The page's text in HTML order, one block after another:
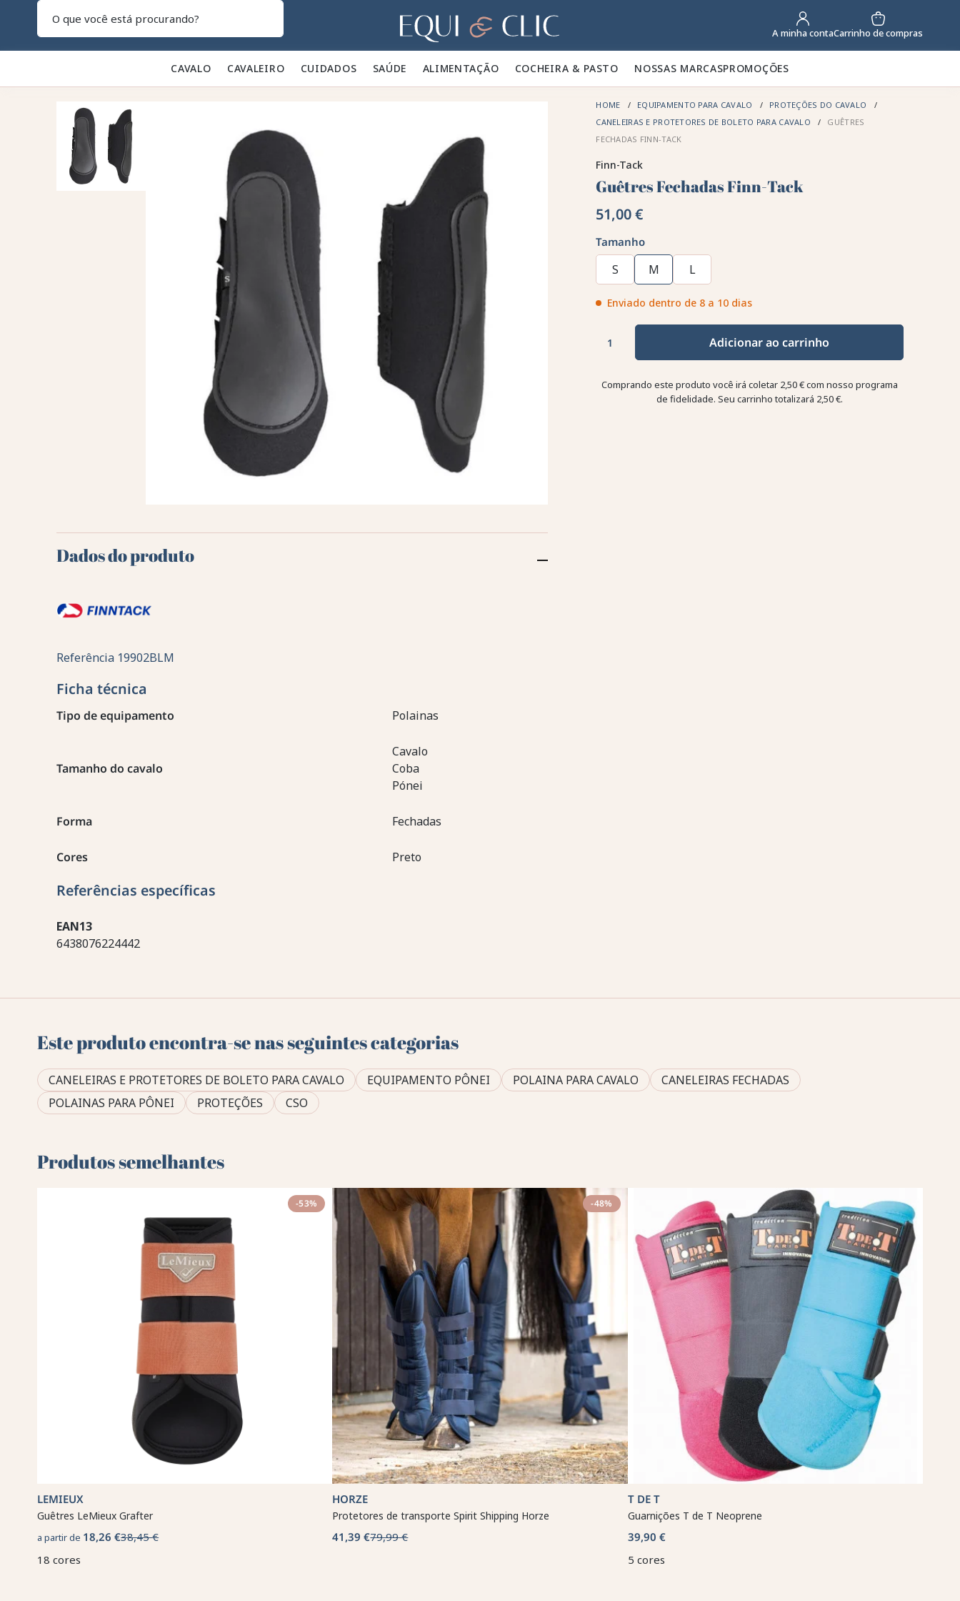
Lar A minha contaCarrinho de compras
CAVALO 🐎 CAVALEIRO 👕 CUIDADOS 🪮 SAÚDE ✨ ALIMENTAÇÃO 🥕 COCHEIRA & PASTO 🍃 NOSSAS MARCASPROMOÇÕES
HOME EQUIPAMENTO PARA CAVALO
PROTEÇÕES DO CAVALO
CANELEIRAS E PROTETORES DE BOLETO PARA CAVALO
GUÊTRES
FECHADAS FINN-TACK
Finn-Tack
Guêtres Fechadas Finn-Tack
51,00 €
Tamanho
S M L
Enviado dentro de 8 a 10 dias
Adicionar ao carrinho
Comprando este produto você irá coletar 2,50 €com nosso programa
de fidelidade. Seu carrinho totalizará 2,50 €.
Dados do produto
Referência 19902BLM
Ficha técnica
Tipo de equipamento Polainas
Tamanho do cavalo
Cavalo
Coba
Pónei
Forma Fechadas
Cores Preto
Referências específicas
EAN13
6438076224442
Este produto encontra-se nas seguintes categorias
CANELEIRAS E PROTETORES DE BOLETO PARA CAVALO EQUIPAMENTO PÔNEI POLAINA PARA CAVALO
CANELEIRAS FECHADAS
POLAINAS PARA PÔNEI
PROTEÇÕES CSO
Produtos semelhantes
-53%
LEMIEUX
Guêtres LeMieux Grafter
a partir de 18,26 €38,45 €
18 cores
-48%
HORZE
Protetores de transporte Spirit Shipping Horze
41,39 €79,99 €
T DE T
Guarnições T de T Neoprene
39,90 €
5 cores